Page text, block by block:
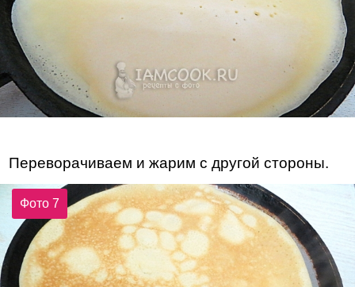
Переворачиваем и жарим с другой стороны.
Фото 7